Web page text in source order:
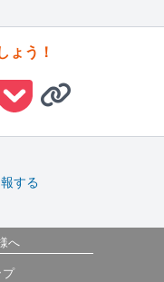
ょう！
する
へ
プ